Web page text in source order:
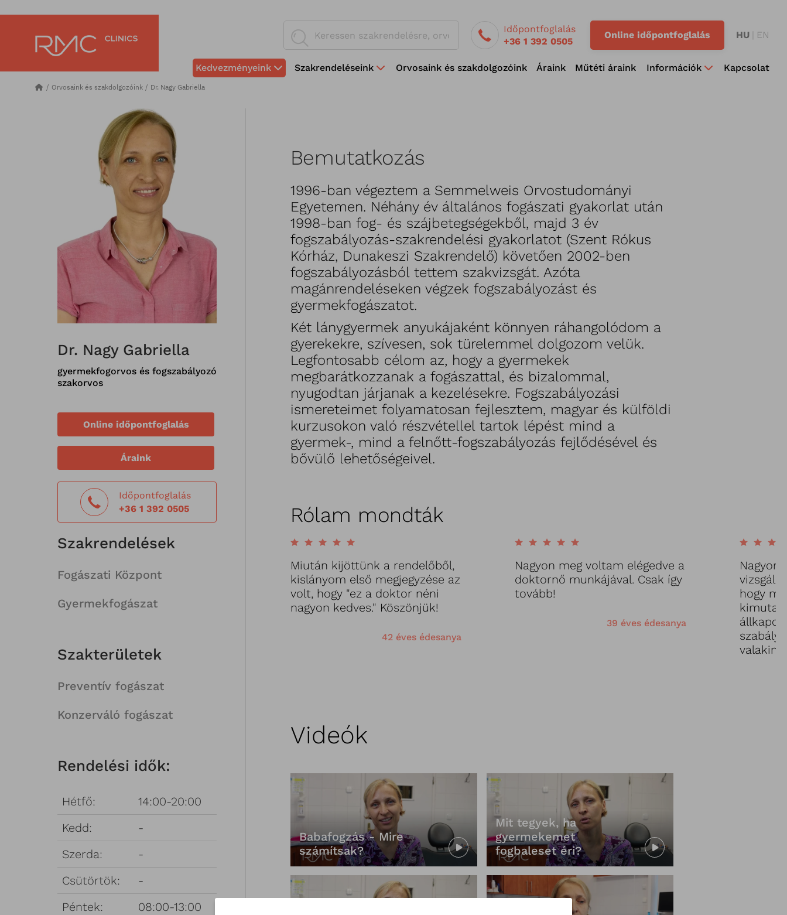
Időpontfoglalás
+36 1 392 0505
Online időpontfoglalás HU EN
Kedvezményeink Szakrendeléseink Orvosaink és szakdolgozóink Áraink Műtéti áraink Információk Kapcsolat
Orvosaink és szakdolgozóink Dr. Nagy Gabriella
Dr. Nagy Gabriella
gyermekfogorvos és fogszabályozó
szakorvos
Online időpontfoglalás
Áraink
Időpontfoglalás
+36 1 392 0505
Szakrendelések
Fogászati Központ
Gyermekfogászat
Szakterületek
Preventív fogászat
Konzerváló fogászat
Rendelési idők:
Hétfő:
14:00-20:00
Kedd:
-
Szerda:
-
Csütörtök:
-
Péntek:
08:00-13:00
Bemutatkozás
1996-ban végeztem a Semmelweis Orvostudományi
Egyetemen. Néhány év általános fogászati gyakorlat után
1998-ban fog- és szájbetegségekből, majd 3 év
fogszabályozás-szakrendelési gyakorlatot (Szent Rókus
Kórház, Dunakeszi Szakrendelő) követően 2002-ben
fogszabályozásból tettem szakvizsgát. Azóta
magánrendeléseken végzek fogszabályozást és
gyermekfogászatot.
Két lánygyermek anyukájaként könnyen ráhangolódom a
gyerekekre, szívesen, sok türelemmel dolgozom velük.
Legfontosabb célom az, hogy a gyermekek
megbarátkozzanak a fogászattal, és bizalommal,
nyugodtan járjanak a kezelésekre. Fogszabályozási
ismereteimet folyamatosan fejlesztem, magyar és külföldi
kurzusokon való részvétellel tartok lépést mind a
gyermek-, mind a felnőtt-fogszabályozás fejlődésével és
bővülő lehetőségeivel.
Rólam mondták
Miután kijöttünk a rendelőből,
kislányom első megjegyzése az
volt, hogy "ez a doktor néni
nagyon kedves." Köszönjük!
42 éves édesanya
Nagyon meg voltam elégedve a
doktornő munkájával. Csak így
tovább!
39 éves édesanya
Nagyon
hogy
Videók
Babafogzás - Mire
számítsak?
Mit tegyek, ha
gyermekemet
fogbaleset éri?